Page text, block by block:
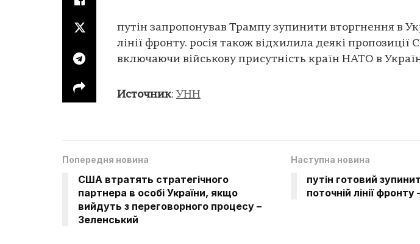
путін запропонував Трампу зупинити вторгнення в
лінії фронту. росія також відхилила деякі пропозиції
включаючи військову присутність країн НАТО в
Источник: УНН
Попередня новина
США втратять стратегічного
партнера в особі України, якщо
вийдуть з переговорного процесу –
Зеленський
Наступна новина
путін готовий
поточній лінії фронту